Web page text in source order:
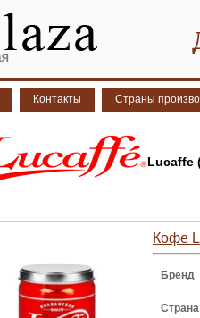
Контакты Страны
Lucaffe
Кофе
Бренд